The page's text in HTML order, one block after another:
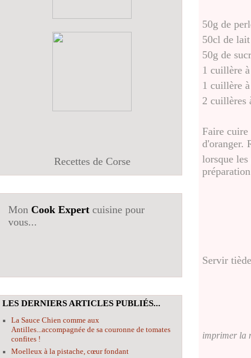
Recettes de Corse
Mon Cook Expert cuisine pour
vous...
LES DERNIERS ARTICLES PUBLIÉS...
La Sauce Chien comme aux
Antilles...accompagnée de sa couronne de tomates
confites !
Moelleux à la pistache, cœur fondant
50g de
50cl de lait
50g de
1 cuillère
1 cuillère
2 cuillères
Faire cuire
d'oranger.
lorsque
Servir
imprimer la